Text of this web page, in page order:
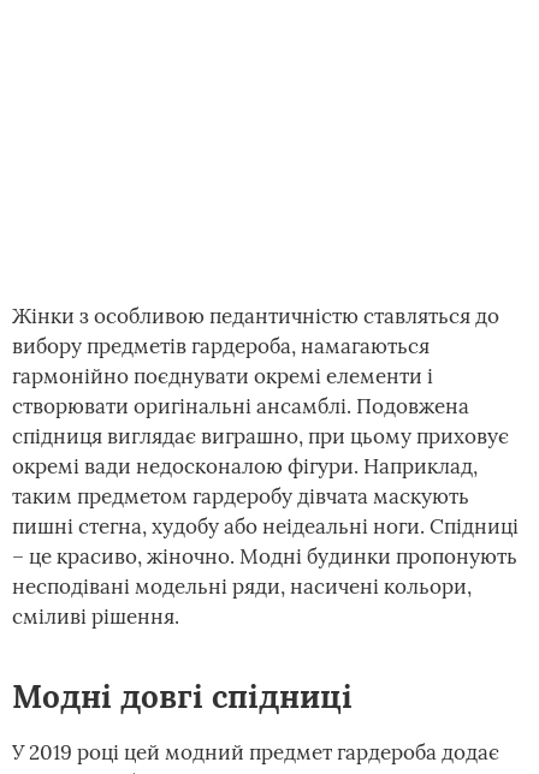
Жінки з особливою педантичністю ставляться до
вибору предметів гардероба, намагаються
гармонійно поєднувати окремі елементи і
створювати оригінальні ансамблі. Подовжена
спідниця виглядає виграшно, при цьому приховує
окремі вади недосконалою фігури. Наприклад,
таким предметом гардеробу дівчата маскують
пишні стегна, худобу або неідеальні ноги. Спідниці
– це красиво, жіночно. Модні будинки пропонують
несподівані модельні ряди, насичені кольори,
сміливі рішення.
Модні довгі спідниці
У 2019 році цей модний предмет гардероба додає